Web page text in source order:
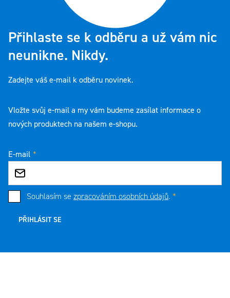
Přihlaste se k odběru a už vám nic
neunikne. Nikdy.
Zadejte váš e-mail k odběru novinek.
Vložte svůj e-mail a my vám budeme zasílat informace o
nových produktech na našem e-shopu.
E-mail
Souhlasím se zpracováním osobních údajů.
PŘIHLÁSIT SE